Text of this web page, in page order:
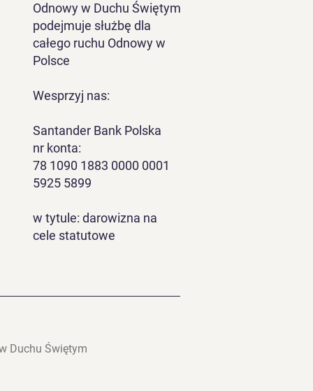
Odnowy w Duchu Świętym
podejmuje służbę dla
całego ruchu Odnowy w
Polsce
Wesprzyj nas:
Santander Bank Polska
nr konta:
78 1090 1883 0000 0001
5925 5899
w tytule: darowizna na
cele statutowe
Duchu Świętym